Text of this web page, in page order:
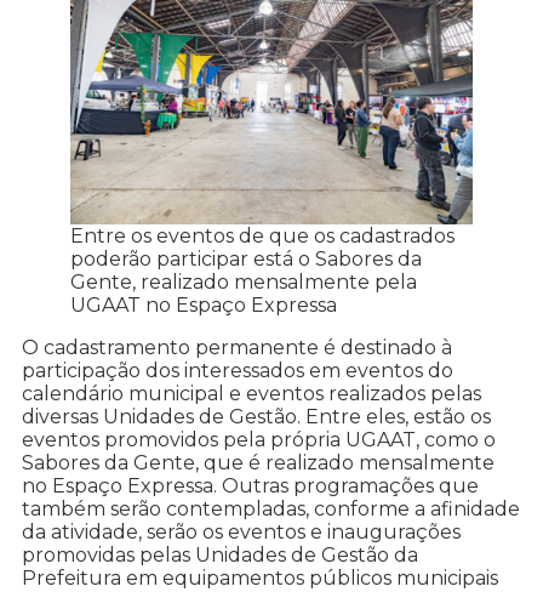
Entre os eventos de que os cadastrados
poderão participar está o Sabores da
Gente, realizado mensalmente pela
UGAAT no Espaço Expressa
O cadastramento permanente é destinado à
participação dos interessados em eventos do
calendário municipal e eventos realizados pelas
diversas Unidades de Gestão. Entre eles, estão os
eventos promovidos pela própria UGAAT, como o
Sabores da Gente, que é realizado mensalmente
no Espaço Expressa. Outras programações que
também serão contempladas, conforme a afinidade
da atividade, serão os eventos e inaugurações
promovidas pelas Unidades de Gestão da
Prefeitura em equipamentos públicos municipais